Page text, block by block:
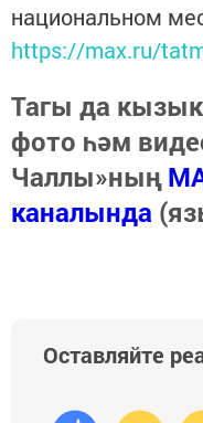
национальном
https://max.ru/
Тагы да
фото һәм
Чаллы»ның
каналында
Оставляйте